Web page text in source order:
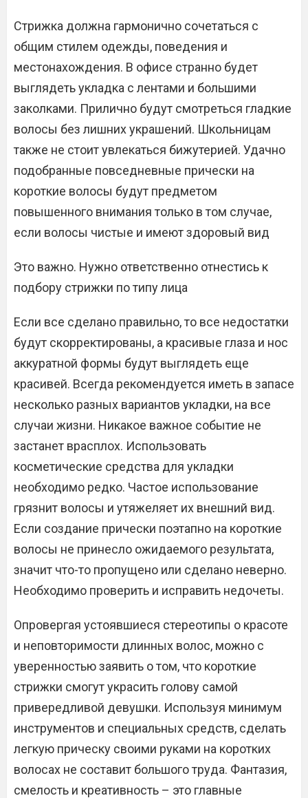
Стрижка должна гармонично сочетаться с
общим стилем одежды, поведения и
местонахождения. В офисе странно будет
выглядеть укладка с лентами и большими
заколками. Прилично будут смотреться гладкие
волосы без лишних украшений. Школьницам
также не стоит увлекаться бижутерией. Удачно
подобранные повседневные прически на
короткие волосы будут предметом
повышенного внимания только в том случае,
если волосы чистые и имеют здоровый вид
Это важно. Нужно ответственно отнестись к
подбору стрижки по типу лица
Если все сделано правильно, то все недостатки
будут скорректированы, а красивые глаза и нос
аккуратной формы будут выглядеть еще
красивей. Всегда рекомендуется иметь в запасе
несколько разных вариантов укладки, на все
случаи жизни. Никакое важное событие не
застанет врасплох. Использовать
косметические средства для укладки
необходимо редко. Частое использование
грязнит волосы и утяжеляет их внешний вид.
Если создание прически поэтапно на короткие
волосы не принесло ожидаемого результата,
значит что-то пропущено или сделано неверно.
Необходимо проверить и исправить недочеты.
Опровергая устоявшиеся стереотипы о красоте
и неповторимости длинных волос, можно с
уверенностью заявить о том, что короткие
стрижки смогут украсить голову самой
привередливой девушки. Используя минимум
инструментов и специальных средств, сделать
легкую прическу своими руками на коротких
волосах не составит большого труда. Фантазия,
смелость и креативность – это главные